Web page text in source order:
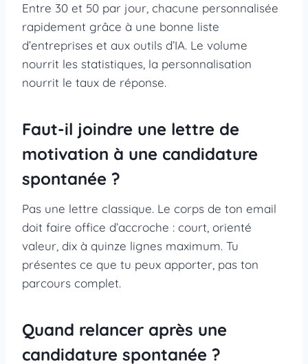
Entre 30 et 50 par jour, chacune personnalisée
rapidement grâce à une bonne liste
d’entreprises et aux outils d’IA. Le volume
nourrit les statistiques, la personnalisation
nourrit le taux de réponse.
Faut-il joindre une lettre de
motivation à une candidature
spontanée ?
Pas une lettre classique. Le corps de ton email
doit faire office d’accroche : court, orienté
valeur, dix à quinze lignes maximum. Tu
présentes ce que tu peux apporter, pas ton
parcours complet.
Quand relancer après une
candidature spontanée ?